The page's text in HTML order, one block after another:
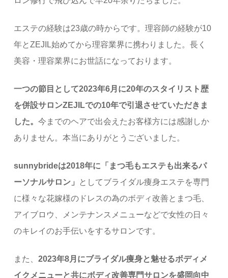
エステの経験は23歳の時からです。理容師の経験が10
年とZEJIL始めてから理容業界に携わりました。長く
美容・理容業界にお世話になっております。
一つの節目として2023年6月に20年のスタイリスト歴
を併設サロンZEJILでの10年で引退させていただきま
した。今までのヘアで出会えたお客様方には感謝しか
ありません。本当にありがとうございました。
sunnybrideは2018年に「まつ毛もエステも出来るパ
ーソナルサロン」
としてブライダル痩身エステを専門
に様々な花嫁様のドレスの為のボディ改善とまつ毛、
アイブロウ、メンテナンスメニューなどで女性の日々
のキレイのお手伝いをするサロンです。
また、2023年8月にブライダル痩身と魅せるボディメ
イクメニューと共にボディ改善専門サロンを盛岡向中